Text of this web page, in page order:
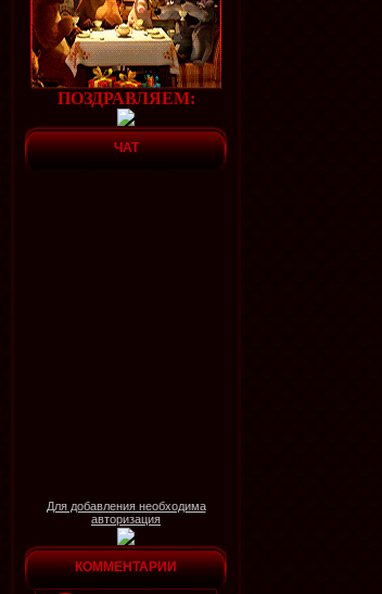
ПОЗДРАВЛЯЕМ:
ЧАТ
Для добавления необходима
авторизация
КОММЕНТАРИИ